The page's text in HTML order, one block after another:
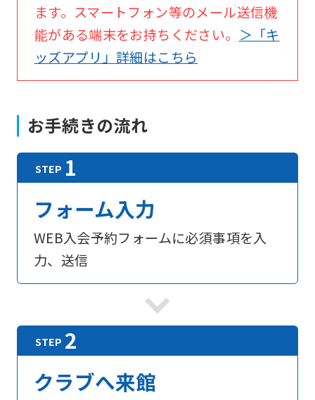
ます。スマートフォン等のメール送信機
能がある端末をお持ちください。 ＞「キ
ッズアプリ」詳細はこちら
お手続きの流れ
フォーム入力
WEB入会予約フォームに必須事項を入
力、送信
クラブへ来館